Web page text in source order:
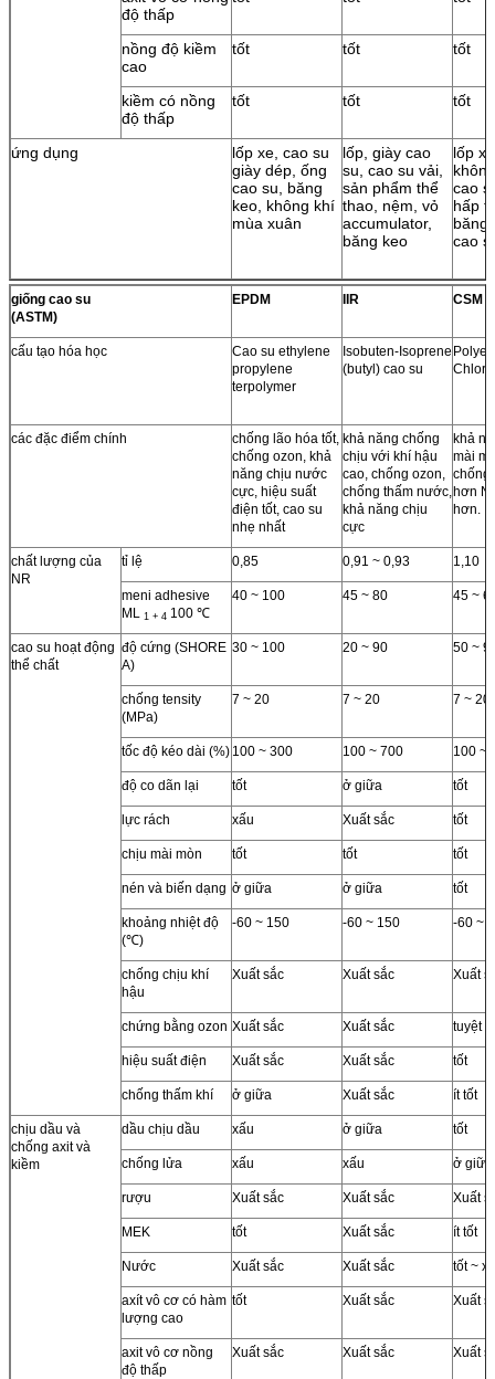
độ thấp
nồng độ kiềm
cao
tốt tốt tốt
kiềm có nồng
độ thấp
tốt tốt tốt
ứng dụng
lốp xe, cao su
giày dép, ống
cao su, băng
keo, không khí
mùa xuân
lốp, giày cao
su, cao su vải,
sản phẩm thể
thao, nệm, vỏ
accumulator,
băng keo
lốp
cao
hấp
băng
cao
giống cao su
(ASTM)
EPDM IIR CSM
cấu tạo hóa học
Cao su ethylene
propylene
terpolymer
Isobuten-Isoprene
(butyl) cao su
các đặc điểm chính
chống lão hóa tốt,
chống ozon, khả
năng chịu nước
cực, hiệu suất
điện tốt, cao su
nhẹ nhất
khả năng chống
chịu với khí hậu
cao, chống ozon,
chống thấm nước,
khả năng chịu
cực
khả
mài
chống
hơn
hơn.
chất lượng của
NR
tỉ lệ 0,85 0,91 ~ 0,93 1,10
meni adhesive
ML 1 + 4 100 ℃
40 ~ 100 45 ~ 80 45 ~
cao su hoạt động
thể chất
độ cứng (SHORE
A)
30 ~ 100 20 ~ 90 50 ~
chống tensity
(MPa)
7 ~ 20 7 ~ 20 7 ~ 20
tốc độ kéo dài (%) 100 ~ 300 100 ~ 700 100 ~
độ co dãn lại tốt ở giữa tốt
lực rách xấu Xuất sắc tốt
chịu mài mòn tốt tốt tốt
nén và biến dạng ở giữa ở giữa tốt
khoảng nhiệt độ
(℃)
-60 ~ 150 -60 ~ 150 -60 ~
chống chịu khí
hậu
Xuất sắc Xuất sắc Xuất
chứng bằng ozon Xuất sắc Xuất sắc tuyệt
hiệu suất điện Xuất sắc Xuất sắc tốt
chống thấm khí ở giữa Xuất sắc ít tốt
chịu dầu và
chống axit và
kiềm
dầu chịu dầu xấu ở giữa tốt
chống lửa xấu xấu ở giữa
rượu Xuất sắc Xuất sắc Xuất
MEK tốt Xuất sắc ít tốt
Nước Xuất sắc Xuất sắc tốt ~
axít vô cơ có hàm
lượng cao
tốt Xuất sắc Xuất
axit vô cơ nồng
độ thấp
Xuất sắc Xuất sắc Xuất